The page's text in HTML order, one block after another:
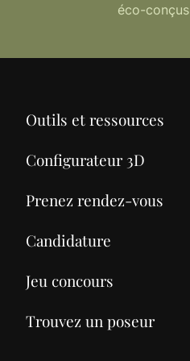
éco-conçus
Outils et ressources
Configurateur 3D
Prenez rendez-vous
Candidature
Jeu concours
Trouvez un poseur